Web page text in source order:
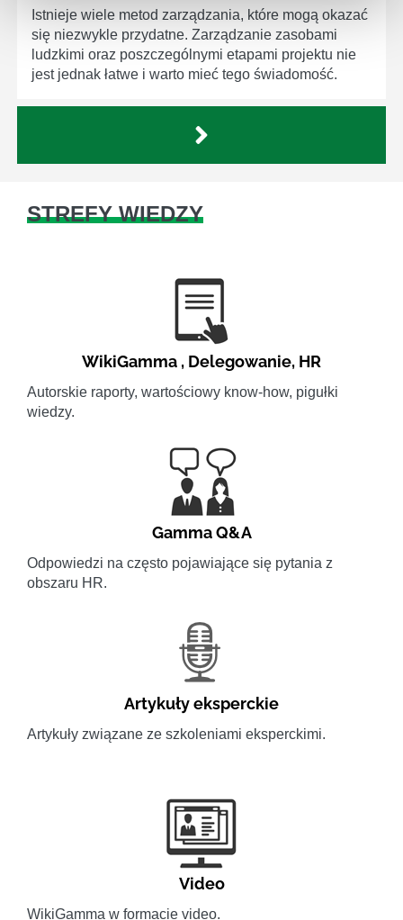
Istnieje wiele metod zarządzania, które mogą okazać
się niezwykle przydatne. Zarządzanie zasobami
ludzkimi oraz poszczególnymi etapami projektu nie
jest jednak łatwe i warto mieć tego świadomość.
STREFY WIEDZY
WikiGamma , Delegowanie, HR
Autorskie raporty, wartościowy know-how, pigułki
wiedzy.
Gamma Q&A
Odpowiedzi na często pojawiające się pytania z
obszaru HR.
Artykuły eksperckie
Artykuły związane ze szkoleniami eksperckimi.
Video
WikiGamma w formacie video.